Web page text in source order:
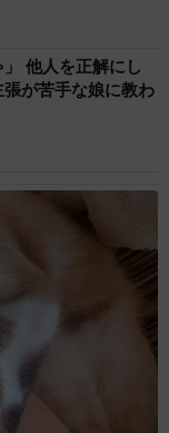
」 他人を正解にし
が苦手な娘に教わ